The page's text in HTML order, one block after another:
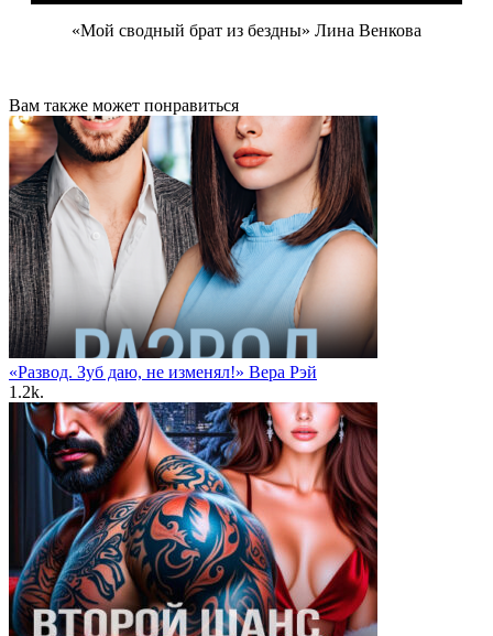
«Мой сводный брат из бездны» Лина Венкова
Вам также может понравиться
«Развод. Зуб даю, не изменял!» Вера Рэй
1.2k.